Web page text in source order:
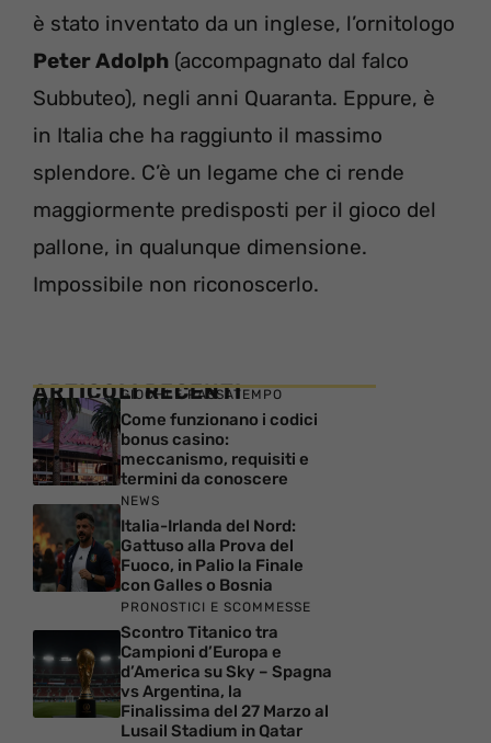
è stato inventato da un inglese, l’ornitologo
Peter Adolph (accompagnato dal falco
Subbuteo), negli anni Quaranta. Eppure, è
in Italia che ha raggiunto il massimo
splendore. C’è un legame che ci rende
maggiormente predisposti per il gioco del
pallone, in qualunque dimensione.
Impossibile non riconoscerlo.
ARTICOLI RECENTI
GIOCHI E PASSATEMPO
Come funzionano i codici
bonus casino:
meccanismo, requisiti e
termini da conoscere
NEWS
Italia-Irlanda del Nord:
Gattuso alla Prova del
Fuoco, in Palio la Finale
con Galles o Bosnia
PRONOSTICI E SCOMMESSE
Scontro Titanico tra
Campioni d’Europa e
d’America su Sky – Spagna
vs Argentina, la
Finalissima del 27 Marzo al
Lusail Stadium in Qatar